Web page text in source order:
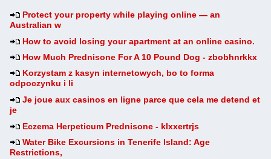
Protect your property while playing online — an
Australian w
How to avoid losing your apartment at an online casino.
How Much Prednisone For A 10 Pound Dog - zbobhnrkkx
Korzystam z kasyn internetowych, bo to forma
odpoczynku i li
Je joue aux casinos en ligne parce que cela me detend et
je
Eczema Herpeticum Prednisone - klxxertrjs
Water Bike Excursions in Tenerife Island: Age
Restrictions,